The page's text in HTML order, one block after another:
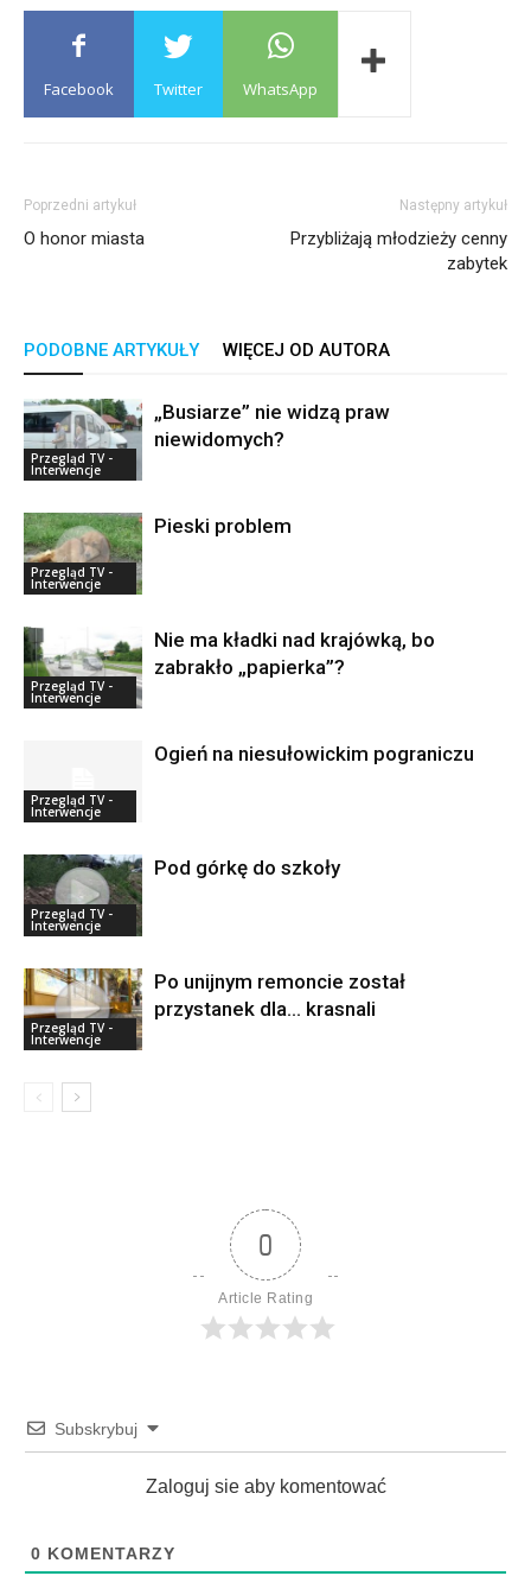
Facebook Twitter WhatsApp
Poprzedni artykuł
O honor miasta
Następny artykuł
Przybliżają młodzieży cenny
zabytek
PODOBNE ARTYKUŁY WIĘCEJ OD AUTORA
Przegląd TV -
Interwencje
„Busiarze” nie widzą praw
niewidomych?
Przegląd TV -
Interwencje
Pieski problem
Przegląd TV -
Interwencje
Nie ma kładki nad krajówką, bo
zabrakło „papierka”?
Przegląd TV -
Interwencje
Ogień na niesułowickim pograniczu
Przegląd TV -
Interwencje
Pod górkę do szkoły
Przegląd TV -
Interwencje
Po unijnym remoncie został
przystanek dla… krasnali
0
Article Rating
Subskrybuj
Zaloguj sie aby komentować
0 KOMENTARZY